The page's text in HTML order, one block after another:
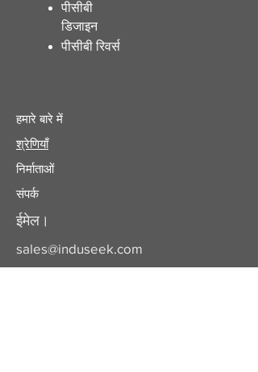
पीसीबी
डिजाइन
पीसीबी रिवर्स
हमारे बारे में
श्रेणियाँ
निर्माताओं
संपर्क
ईमेल।
sales@induseek.com